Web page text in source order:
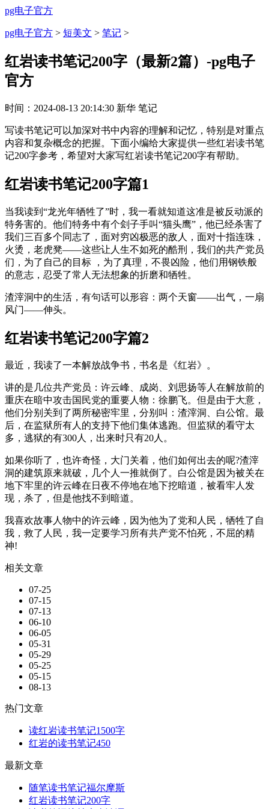
pg电子官方
pg电子官方 > 短美文 > 笔记 >
红岩读书笔记200字（最新2篇）-pg电子
官方
时间： 2024-08-13 20:14:30 新华 笔记
写读书笔记可以加深对书中内容的理解和记忆，特别是对重点
内容和复杂概念的把握。下面小编给大家提供一些红岩读书笔
记200字参考，希望对大家写红岩读书笔记200字有帮助。
红岩读书笔记200字篇1
当我读到“龙光年牺牲了”时，我一看就知道这准是被反动派的
特务害的。他们特务中有个刽子手叫“猫头鹰”，他已经杀害了
我们三百多个同志了，面对穷凶极恶的敌人，面对十指连珠，
火烫，老虎凳——这些让人生不如死的酷刑，我们的共产党员
们，为了自己的目标 ，为了真理，不畏凶险，他们用钢铁般
的意志，忍受了常人无法想象的折磨和牺牲。
渣滓洞中的生活，有句话可以形容：两个天窗——出气，一扇
风门——伸头。
红岩读书笔记200字篇2
最近，我读了一本解放战争书，书名是《红岩》。
讲的是几位共产党员：许云峰、成岗、刘思扬等人在解放前的
重庆在暗中攻击国民党的重要人物：徐鹏飞。但是由于大意，
他们分别关到了两所秘密牢里，分别叫：渣滓洞、白公馆。最
后，在监狱所有人的支持下他们集体逃跑。但监狱的看守太
多，逃狱的有300人，出来时只有20人。
如果你听了，也许奇怪，大门关着，他们如何出去的呢?渣滓
洞的建筑原来就破，几个人一推就倒了。白公馆是因为被关在
地下牢里的许云峰在日夜不停地在地下挖暗道，被看牢人发
现，杀了，但是他找不到暗道。
我喜欢故事人物中的许云峰，因为他为了党和人民，牺牲了自
我，救了人民，我一定要学习所有共产党不怕死，不屈的精
神!
相关文章
07-25
07-15
07-13
06-10
06-05
05-31
05-29
05-25
05-15
08-13
热门文章
读红岩读书笔记1500字
红岩的读书笔记450
最新文章
随笔读书笔记福尔摩斯
红岩读书笔记200字